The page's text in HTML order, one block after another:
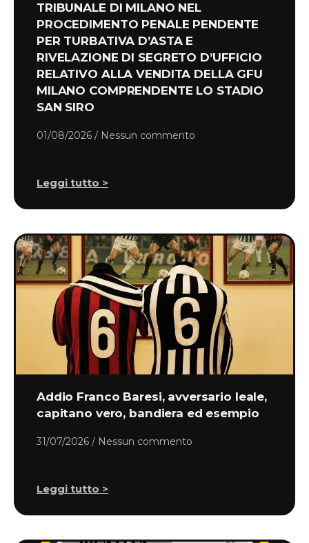
TRIBUNALE DI MILANO NEL
PROCEDIMENTO PENALE PENDENTE
PER TURBATIVA D’ASTA E
RIVELAZIONE DI SEGRETO D’UFFICIO
RELATIVO ALLA VENDITA DELLA GFU
MILANO COMPRENDENTE LO STADIO
SAN SIRO
01/08/2026 Nessun commento
Leggi tutto >
Addio Franco Baresi, avversario leale,
capitano vero, bandiera ed esempio
31/07/2026 Nessun commento
Leggi tutto >